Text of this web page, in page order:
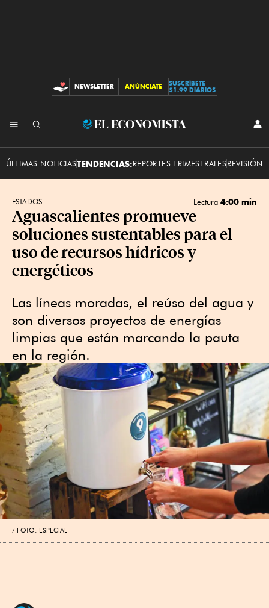
CONTRIBUCIONES
NEWSLETTER ANÚNCIATE
SUSCRÍBETE
$1.99 DIARIOS
El
ÚLTIMAS NOTICIASTENDENCIAS:REPORTES TRIMESTRALESREVISIÓN
ESTADOS Lectura 4:00 min
Aguascalientes promueve
soluciones sustentables para el
uso de recursos hídricos y
energéticos
Las líneas moradas, el reúso del agua y
son diversos proyectos de energías
limpias que están marcando la pauta
en la región.
FOTO: ESPECIAL